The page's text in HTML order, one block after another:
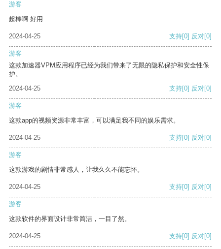
游客
超棒啊 好用
2024-04-25 支持[0] 反对[0]
游客
这款加速器VPM应用程序已经为我们带来了无限的隐私保护和安全性保
护。
2024-04-25
支持[0] 反对[0]
游客
这款app的视频资源非常丰富，可以满足我不同的娱乐需求。
2024-04-25 支持[0] 反对[0]
游客
这款游戏的剧情非常感人，让我久久不能忘怀。
2024-04-25 支持[0] 反对[0]
游客
这款软件的界面设计非常简洁，一目了然。
2024-04-25 支持[0] 反对[0]